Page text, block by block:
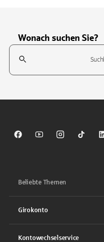
Wonach suchen Sie?
Suchfeld
Sparkasse auf Facebook
Sparkasse aufSparkasse auf
Beliebte Themen
Girokonto
Kontowechselservice